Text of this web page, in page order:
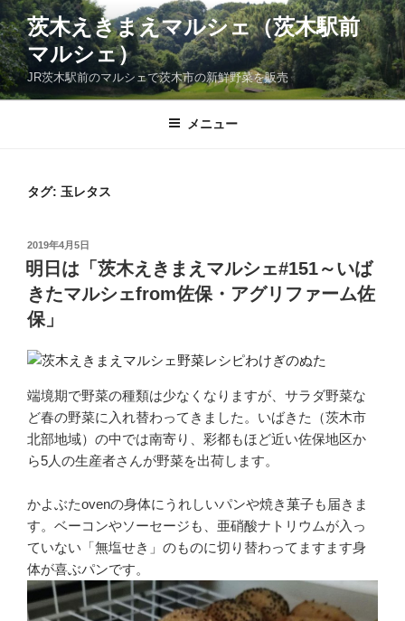
コ
ン
テ
ン
ツ
茨木えきまえマルシェ（茨木駅前
マルシェ）
JR茨木駅前のマルシェで茨木市の新鮮野菜を販売
メニュー
タグ: 玉レタス
投
稿
日:
2019年4月5日
明日は「茨木えきまえマルシェ#151～いば
きたマルシェfrom佐保・アグリファーム佐
保」
端境期で野菜の種類は少なくなりますが、サラダ野菜な
ど春の野菜に入れ替わってきました。いばきた（茨木市
北部地域）の中では南寄り、彩都もほど近い佐保地区か
ら5人の生産者さんが野菜を出荷します。
かよぶたovenの身体にうれしいパンや焼き菓子も届きま
す。ベーコンやソーセージも、亜硝酸ナトリウムが入っ
ていない「無塩せき」のものに切り替わってますます身
体が喜ぶパンです。